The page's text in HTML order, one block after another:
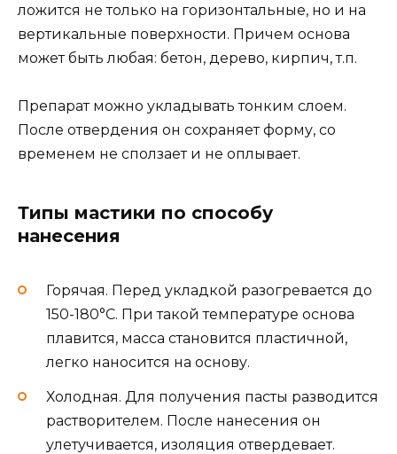
ложится не только на горизонтальные, но и на
вертикальные поверхности. Причем основа
может быть любая: бетон, дерево, кирпич, т.п.
Препарат можно укладывать тонким слоем.
После отвердения он сохраняет форму, со
временем не сползает и не оплывает.
Типы мастики по способу
нанесения
Горячая. Перед укладкой разогревается до
150-180°С. При такой температуре основа
плавится, масса становится пластичной,
легко наносится на основу.
Холодная. Для получения пасты разводится
растворителем. После нанесения он
улетучивается, изоляция отвердевает.